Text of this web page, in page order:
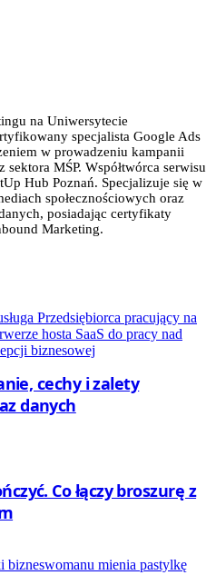
na Uniwersytecie
specjalista Google Ads
w prowadzeniu kampanii
MŚP. Współtwórca serwisu
Hub Poznań. Specjalizuje się w
społecznościowych oraz
posiadając certyfikaty
Marketing.
cechy i zalety
danych
Co łączy broszurę z